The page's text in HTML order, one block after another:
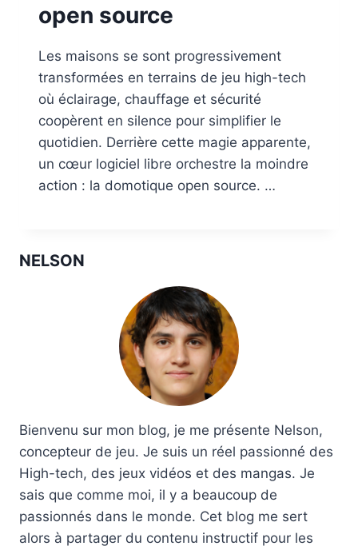
open source
Les maisons se sont progressivement
transformées en terrains de jeu high-tech
où éclairage, chauffage et sécurité
coopèrent en silence pour simplifier le
quotidien. Derrière cette magie apparente,
un cœur logiciel libre orchestre la moindre
action : la domotique open source. …
NELSON
Bienvenu sur mon blog, je me présente Nelson,
concepteur de jeu. Je suis un réel passionné des
High-tech, des jeux vidéos et des mangas. Je
sais que comme moi, il y a beaucoup de
passionnés dans le monde. Cet blog me sert
alors à partager du contenu instructif pour les